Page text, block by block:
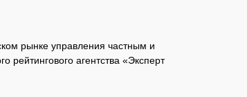
рынке управления частным и
рейтингового агентства «Эксперт